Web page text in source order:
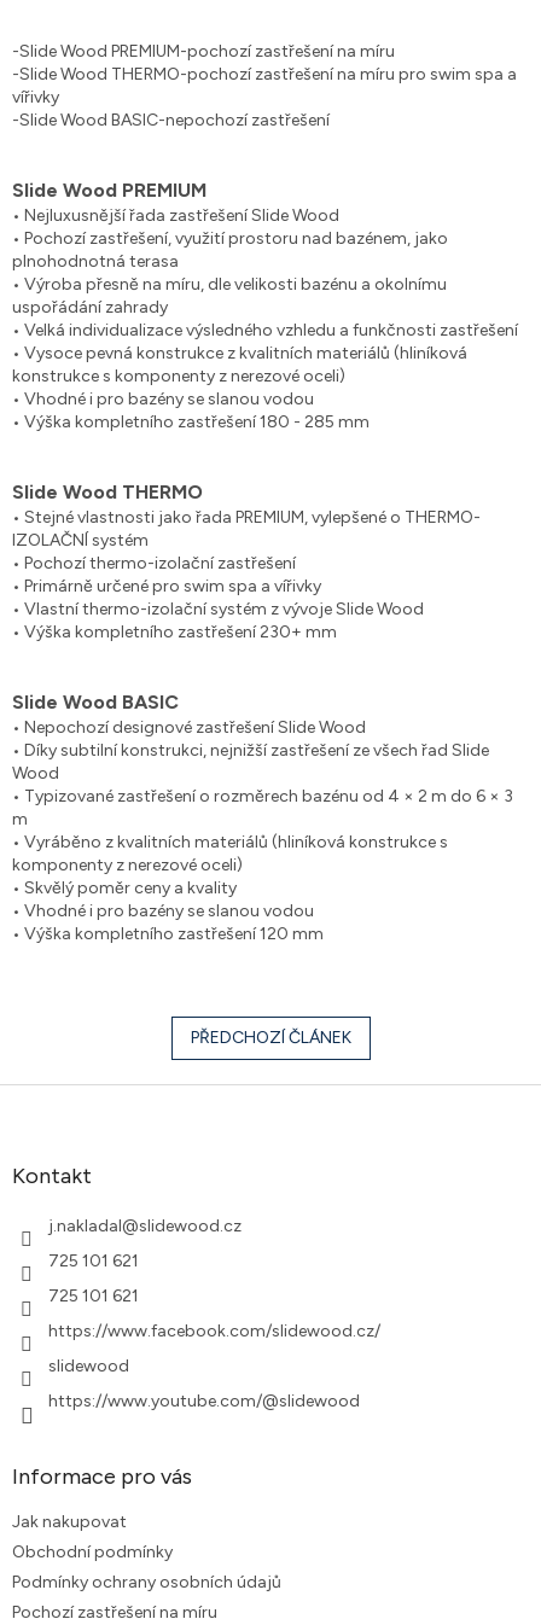
-Slide Wood PREMIUM-pochozí zastřešení na míru
-Slide Wood THERMO-pochozí zastřešení na míru pro swim spa a
vířivky
-Slide Wood BASIC-nepochozí zastřešení
Slide Wood PREMIUM
• Nejluxusnější řada zastřešení Slide Wood
• Pochozí zastřešení, využití prostoru nad bazénem, jako
plnohodnotná terasa
• Výroba přesně na míru, dle velikosti bazénu a okolnímu
uspořádání zahrady
• Velká individualizace výsledného vzhledu a funkčnosti zastřešení
• Vysoce pevná konstrukce z kvalitních materiálů (hliníková
konstrukce s komponenty z nerezové oceli)
• Vhodné i pro bazény se slanou vodou
• Výška kompletního zastřešení 180 - 285 mm
Slide Wood THERMO
• Stejné vlastnosti jako řada PREMIUM, vylepšené o THERMO-
IZOLAČNÍ systém
• Pochozí thermo-izolační zastřešení
• Primárně určené pro swim spa a vířivky
• Vlastní thermo-izolační systém z vývoje Slide Wood
• Výška kompletního zastřešení 230+ mm
Slide Wood BASIC
• Nepochozí designové zastřešení Slide Wood
• Díky subtilní konstrukci, nejnižší zastřešení ze všech řad Slide
Wood
• Typizované zastřešení o rozměrech bazénu od 4 × 2 m do 6 × 3
m
• Vyráběno z kvalitních materiálů (hliníková konstrukce s
komponenty z nerezové oceli)
• Skvělý poměr ceny a kvality
• Vhodné i pro bazény se slanou vodou
• Výška kompletního zastřešení 120 mm
PŘEDCHOZÍ ČLÁNEK
Kontakt
j.nakladal@slidewood.cz
725 101 621
725 101 621
https://www.facebook.com/slidewood.cz/
slidewood
https://www.youtube.com/@slidewood
Informace pro vás
Jak nakupovat
Obchodní podmínky
Podmínky ochrany osobních údajů
Pochozí zastřešení na míru